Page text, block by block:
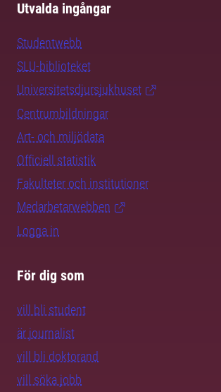
Utvalda ingångar
Studentwebb
SLU-biblioteket
Universitetsdjursjukhuset
Centrumbildningar
Art- och miljödata
Officiell statistik
Fakulteter och institutioner
Medarbetarwebben
Logga in
För dig som
vill bli student
är journalist
vill bli doktorand
vill söka jobb